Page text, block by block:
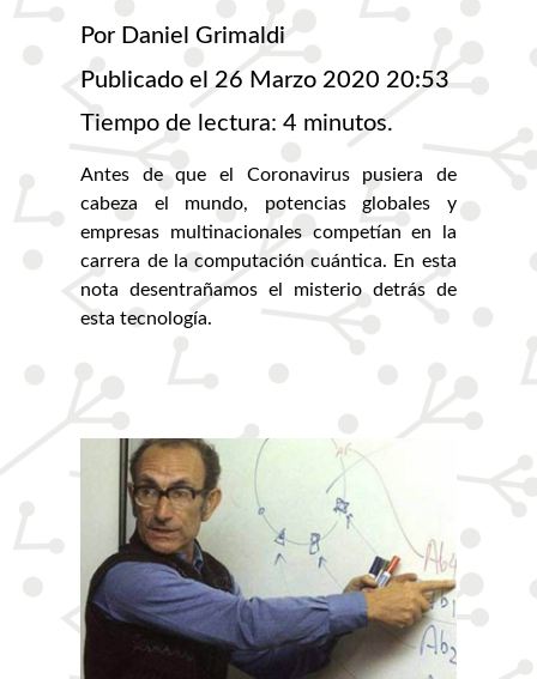
Por Daniel Grimaldi
Publicado el 26 Marzo 2020 20:53
Tiempo de lectura: 4 minutos.
Antes de que el Coronavirus pusiera de
cabeza el mundo, potencias globales y
empresas multinacionales competían en la
carrera de la computación cuántica. En esta
nota desentrañamos el misterio detrás de
esta tecnología.